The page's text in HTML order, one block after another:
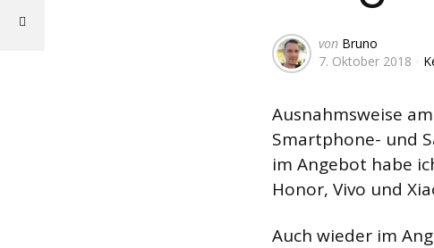
Geschrieben
von
von Bruno
7. Oktober 2018
Ausnahmsweise
Smartphone- und
im Angebot habe
Honor, Vivo und
Auch wieder im